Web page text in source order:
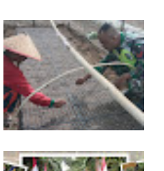
Jelang Seleksi Komcad, Plh.
Pasiter Kodim
0118/Subulussalam Bekali
Pemuda dengan Motivasi